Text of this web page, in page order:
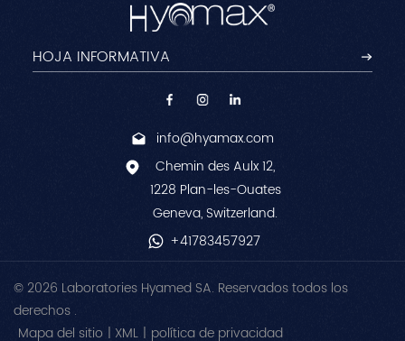
info@hyamax.com
Chemin des Aulx 12,
1228 Plan-les-Ouates
Geneva, Switzerland.
+41783457927
© 2026 Laboratories Hyamed SA. Reservados todos los
derechos .
Mapa del sitio | XML | política de privacidad